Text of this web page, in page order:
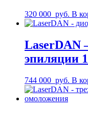
320 000 руб. В
LaserDAN
эпиляции
744 000 руб. В